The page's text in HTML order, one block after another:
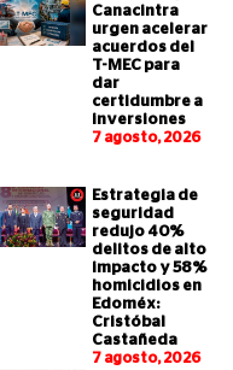
Canacintra
urgen acelerar
acuerdos del
T-MEC para
dar
certidumbre a
inversiones
7 agosto, 2026
Estrategia de
seguridad
redujo 40%
delitos de alto
impacto y 58%
homicidios en
Edoméx:
Cristóbal
Castañeda
7 agosto, 2026